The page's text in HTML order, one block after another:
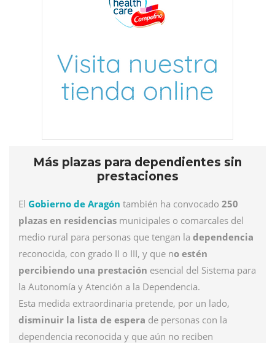
Más plazas para dependientes sin
prestaciones
El Gobierno de Aragón también ha convocado 250
plazas en residencias municipales o comarcales del
medio rural para personas que tengan la dependencia
reconocida, con grado II o III, y que no estén
percibiendo una prestación esencial del Sistema para
la Autonomía y Atención a la Dependencia.
Esta medida extraordinaria pretende, por un lado,
disminuir la lista de espera de personas con la
dependencia reconocida y que aún no reciben